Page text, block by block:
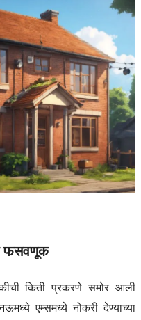
फसवणूक
किती प्रकरणे समोर आली
एम्समध्ये नोकरी देण्याच्या